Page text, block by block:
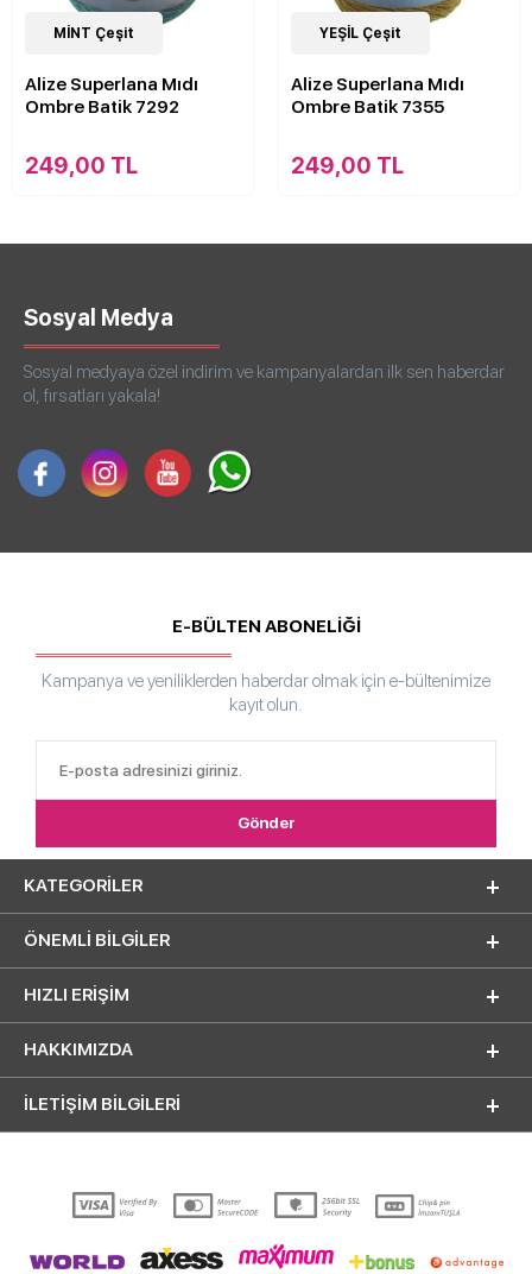
11 Çeşit
MİNT Çeşit
Alize Superlana Mıdı
Ombre Batik 7292
249,00 TL
11Çeşit
YEŞİL Çeşit
Alize Superlana Mıdı
Ombre Batik 7355
249,00 TL
Sosyal Medya
Sosyal medyaya özel indirim ve kampanyalardan ilk sen haberdar
ol, fırsatları yakala!
E-BÜLTEN ABONELİĞİ
Kampanya ve yeniliklerden haberdar olmak için e-bültenimize
kayıt olun.
KATEGORILER
ÖNEMLI BILGILER
HIZLI ERIŞIM
HAKKIMIZDA
İLETİŞİM BİLGİLERİ